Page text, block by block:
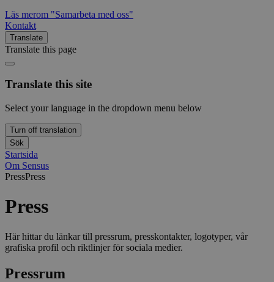
Läs merom "Samarbeta med oss"
Kontakt
Translate
Translate this page
Translate this site
Select your language in the dropdown menu below
Turn off translation
Sök
Startsida
Om Sensus
PressPress
Press
Här hittar du länkar till pressrum, presskontakter, logotyper, vår
grafiska profil och riktlinjer för sociala medier.
Pressrum